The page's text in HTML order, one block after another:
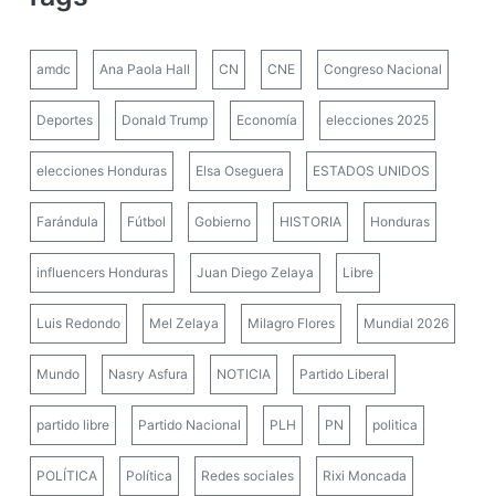
amdc Ana Paola Hall CN CNE Congreso Nacional
Deportes Donald Trump Economía elecciones 2025
elecciones Honduras Elsa Oseguera ESTADOS UNIDOS
Farándula Fútbol Gobierno HISTORIA Honduras
influencers Honduras Juan Diego Zelaya Libre
Luis Redondo Mel Zelaya Milagro Flores Mundial 2026
Mundo Nasry Asfura NOTICIA Partido Liberal
partido libre Partido Nacional PLH PN politica
POLÍTICA Política Redes sociales Rixi Moncada